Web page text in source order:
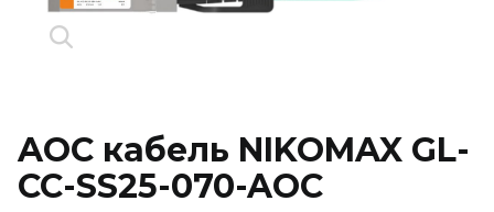
AOC кабель NIKOMAX GL-
CC-SS25-070-AOC